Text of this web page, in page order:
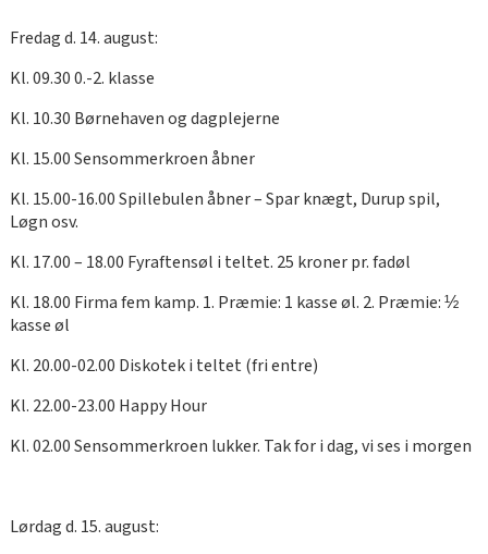
Fredag d. 14. august:
Kl. 09.30 0.-2. klasse
Kl. 10.30 Børnehaven og dagplejerne
Kl. 15.00 Sensommerkroen åbner
Kl. 15.00-16.00 Spillebulen åbner – Spar knægt, Durup spil,
Løgn osv.
Kl. 17.00 – 18.00 Fyraftensøl i teltet. 25 kroner pr. fadøl
Kl. 18.00 Firma fem kamp. 1. Præmie: 1 kasse øl. 2. Præmie: ½
kasse øl
Kl. 20.00-02.00 Diskotek i teltet (fri entre)
Kl. 22.00-23.00 Happy Hour
Kl. 02.00 Sensommerkroen lukker. Tak for i dag, vi ses i morgen
Lørdag d. 15. august: